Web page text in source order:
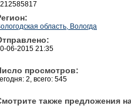
область, Вологда
06-2015 21:35
просмотров:
2, всего: 545
также предложения